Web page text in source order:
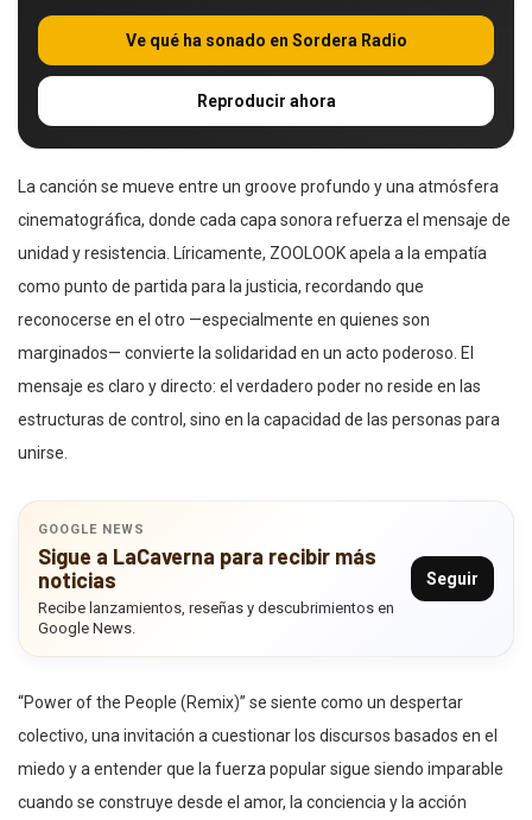
Ve qué ha sonado en Sordera Radio
Reproducir ahora
La canción se mueve entre un groove profundo y una atmósfera
cinematográfica, donde cada capa sonora refuerza el mensaje de
unidad y resistencia. Líricamente, ZOOLOOK apela a la empatía
como punto de partida para la justicia, recordando que
reconocerse en el otro —especialmente en quienes son
marginados— convierte la solidaridad en un acto poderoso. El
mensaje es claro y directo: el verdadero poder no reside en las
estructuras de control, sino en la capacidad de las personas para
unirse.
GOOGLE NEWS
Sigue a LaCaverna para recibir más
noticias
Recibe lanzamientos, reseñas y descubrimientos en
Google News.
Seguir
“Power of the People (Remix)” se siente como un despertar
colectivo, una invitación a cuestionar los discursos basados en el
miedo y a entender que la fuerza popular sigue siendo imparable
cuando se construye desde el amor, la conciencia y la acción